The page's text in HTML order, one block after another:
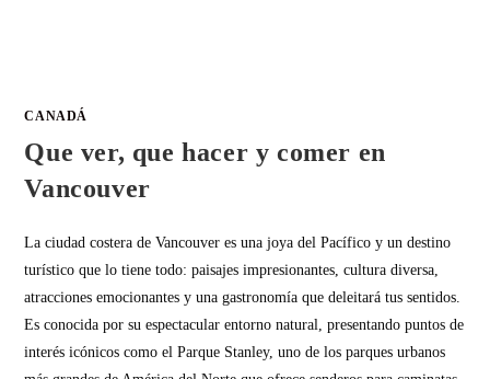
CANADÁ
Que ver, que hacer y comer en
Vancouver
La ciudad costera de Vancouver es una joya del Pacífico y un destino
turístico que lo tiene todo: paisajes impresionantes, cultura diversa,
atracciones emocionantes y una gastronomía que deleitará tus sentidos.
Es conocida por su espectacular entorno natural, presentando puntos de
interés icónicos como el Parque Stanley, uno de los parques urbanos